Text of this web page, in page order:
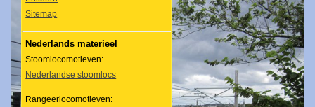
Sitemap
Nederlands materieel
Stoomlocomotieven:
Nederlandse stoomlocs
Rangeerlocomotieven: